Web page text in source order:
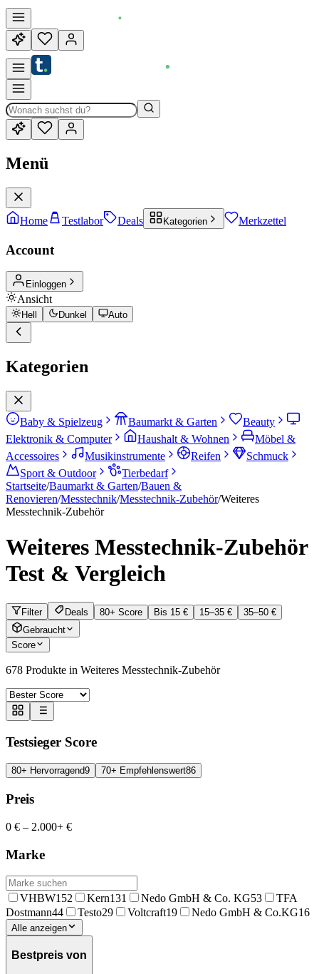
Menü
Home Testlabor Deals Kategorien Merkzettel
Account
Einloggen
Ansicht
Hell Dunkel Auto
Kategorien
Baby & Spielzeug Baumarkt & Garten
Beauty
Elektronik & Computer
Haushalt & Wohnen
Möbel &
Accessoires
Musikinstrumente Reifen
Schmuck
Sport & Outdoor
Tierbedarf
Startseite/Baumarkt & Garten/Bauen &
Renovieren/Messtechnik/Messtechnik-Zubehör/Weiteres
Messtechnik-Zubehör
Weiteres Messtechnik-Zubehör
Test & Vergleich
Filter Deals 80+ Score Bis 15 € 15–35 €
35–50 €
Gebraucht
Score
678 Produkte in Weiteres Messtechnik-Zubehör
Testsieger Score
80+ Hervorragend9 70+ Empfehlenswert86
Preis
0 € – 2.000+ €
Marke
VHBW152 Kern131 Nedo GmbH & Co. KG53
TFA
Dostmann44 Testo29 Voltcraft19 Nedo GmbH & Co.KG16
Alle anzeigen
Bestpreis von